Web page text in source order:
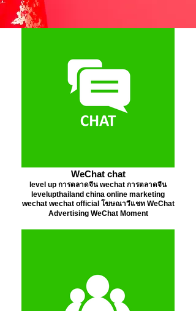
WeChat chat
level up การตลาดจีน wechat การตลาดจีน
levelupthailand china online marketing
wechat wechat official โฆษณาวีแชท WeChat
Advertising WeChat Moment